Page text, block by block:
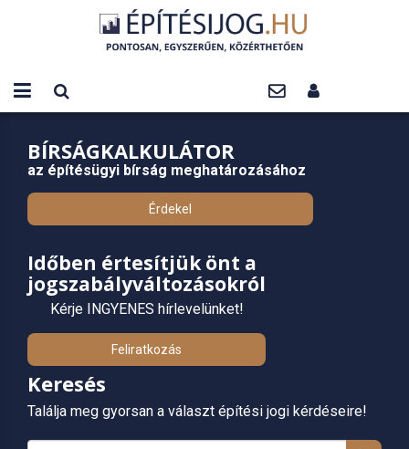
BÍRSÁGKALKULÁTOR
az építésügyi bírság meghatározásához
Érdekel
Időben értesítjük önt a
jogszabályváltozásokról
Kérje INGYENES hírlevelünket!
Feliratkozás
Keresés
Találja meg gyorsan a választ építési jogi kérdéseire!